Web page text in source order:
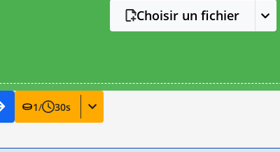
Choisir un fichier
1/ 30s